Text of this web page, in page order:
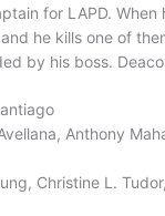
for LAPD.
he kills one of
by his boss.
Anthony
Christine L.